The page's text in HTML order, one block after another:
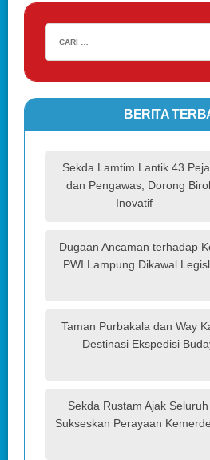
BERITA
Sekda Lamtim Lantik 43
dan Pengawas, Dorong
Inovatif
Dugaan Ancaman terhadap
PWI Lampung Dikawal
Taman Purbakala dan Way
Destinasi Ekspedisi
Sekda Rustam Ajak
Sukseskan Perayaan